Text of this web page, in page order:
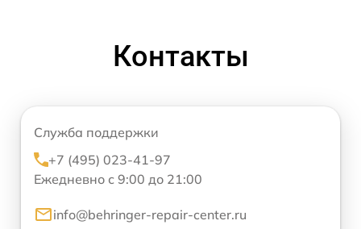
Контакты
Служба поддержки
+7 (495) 023-41-97
Ежедневно с 9:00 до 21:00
info@behringer-repair-center.ru